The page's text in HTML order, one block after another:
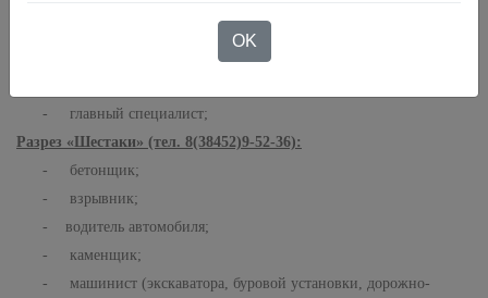
- помощник машиниста экскаватора;
- главный специалист;
Разрез «Шестаки» (тел. 8(38452)9-52-36):
- бетонщик;
- взрывник;
- водитель автомобиля;
- каменщик;
- машинист (экскаватора, буровой установки, дорожно-
OK